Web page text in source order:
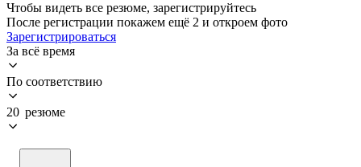
Чтобы видеть все резюме, зарегистрируйтесь
После регистрации покажем ещё 2 и откроем фото
Зарегистрироваться
За всё время
По соответствию
20 резюме